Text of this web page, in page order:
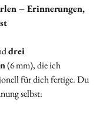
– Erinnerungen,
drei
(6 mm), die ich
für dich fertige. Du
selbst: